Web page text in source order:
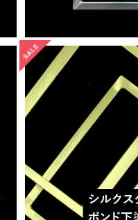
【在庫限り】スクリー
り済）40セ